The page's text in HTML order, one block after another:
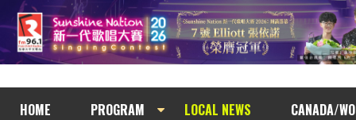
HOME PROGRAM LOCAL NEWS
CANADA/